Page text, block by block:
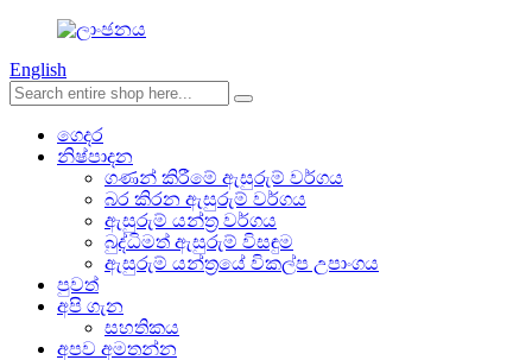
English
ගෙදර
නිෂ්පාදන
ගණන් කිරීමේ ඇසුරුම් වර්ගය
බර කිරන ඇසුරුම් වර්ගය
ඇසුරුම් යන්ත්‍ර වර්ගය
බුද්ධිමත් ඇසුරුම් විසඳුම
ඇසුරුම් යන්ත්‍රයේ විකල්ප උපාංගය
පුවත්
අපි ගැන
සහතිකය
අපව අමතන්න